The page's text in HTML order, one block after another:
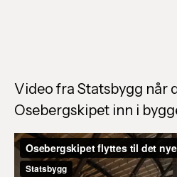
Video fra Statsbygg når
Osebergskipet inn i